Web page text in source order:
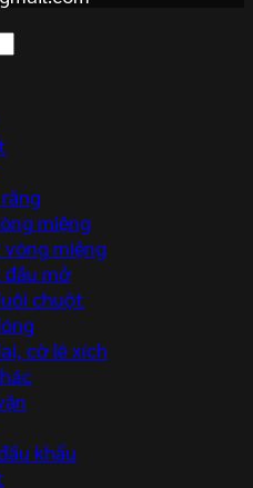
miệng
vòng miệng
đầu mở
chuột
cờ lê xích
khẩu